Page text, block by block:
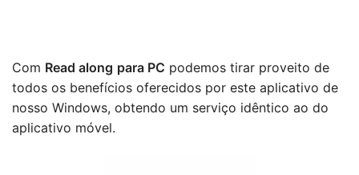
Com Read along para PC podemos tirar proveito de
todos os benefícios oferecidos por este aplicativo de
nosso Windows, obtendo um serviço idêntico ao do
aplicativo móvel.